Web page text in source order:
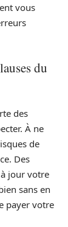
vous
du
des
À ne
de
Des
jour votre
sans en
payer votre